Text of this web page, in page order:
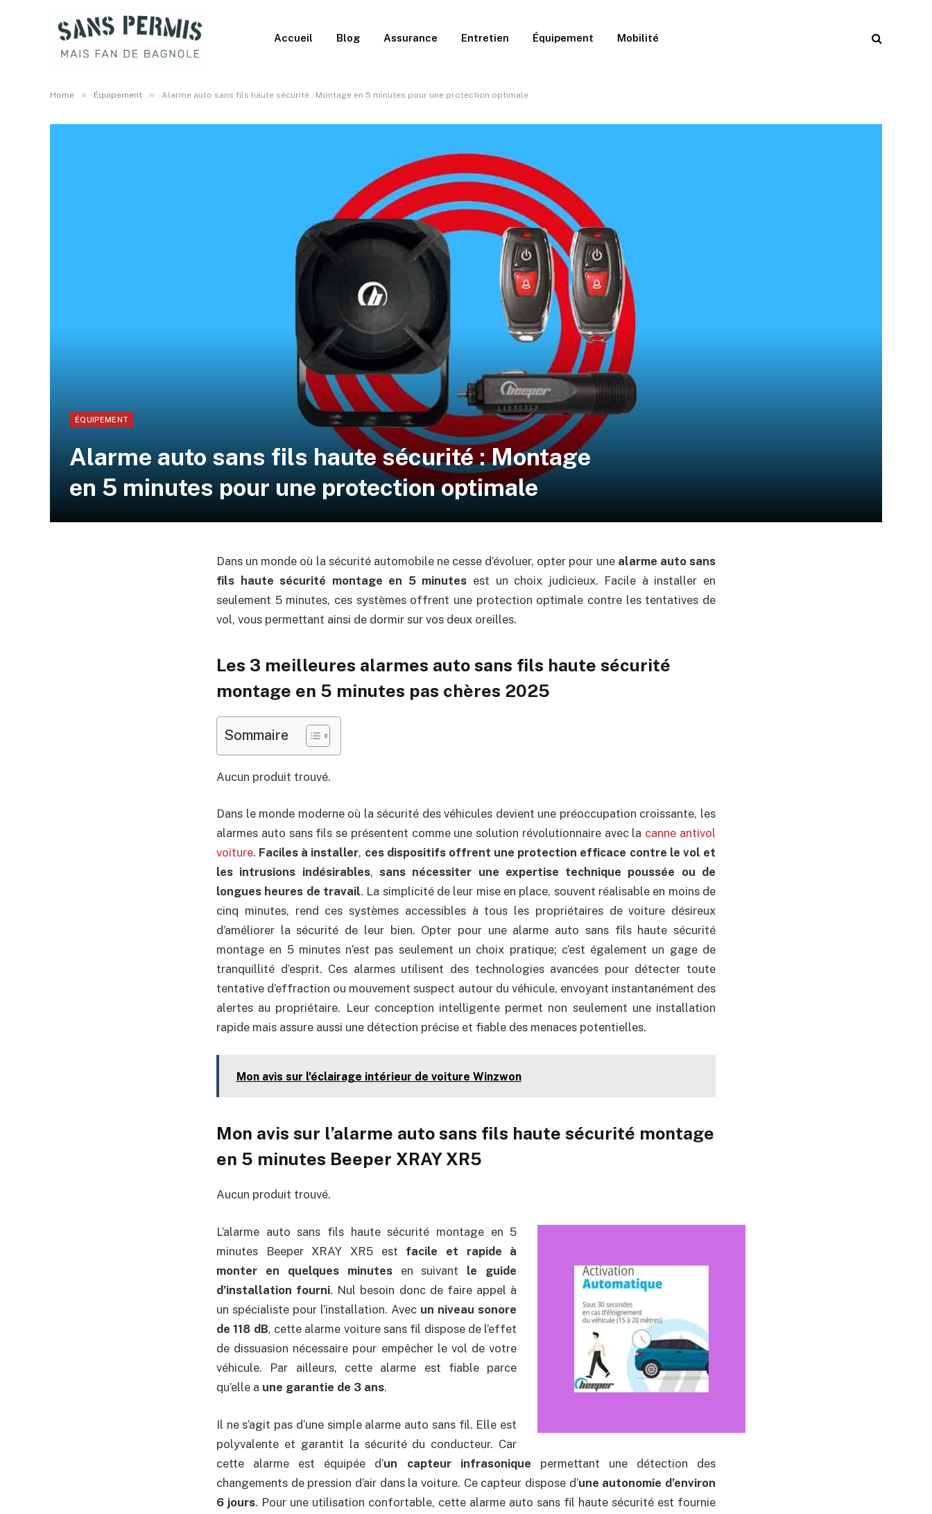
Accueil Blog Assurance Entretien Équipement Mobilité
Home » Équipement » Alarme auto sans fils haute sécurité : Montage en 5 minutes pour une protection optimale
ÉQUIPEMENT
Alarme auto sans fils haute sécurité : Montage
en 5 minutes pour une protection optimale
Dans un monde où la sécurité automobile ne cesse d’évoluer, opter pour une alarme auto sans
fils haute sécurité montage en 5 minutes est un choix judicieux. Facile à installer en
seulement 5 minutes, ces systèmes offrent une protection optimale contre les tentatives de
vol, vous permettant ainsi de dormir sur vos deux oreilles.
Les 3 meilleures alarmes auto sans fils haute sécurité
montage en 5 minutes pas chères 2025
Sommaire
Aucun produit trouvé.
Dans le monde moderne où la sécurité des véhicules devient une préoccupation croissante, les
alarmes auto sans fils se présentent comme une solution révolutionnaire avec la canne antivol
voiture. Faciles à installer, ces dispositifs offrent une protection efficace contre le vol et
les intrusions indésirables, sans nécessiter une expertise technique poussée ou de
longues heures de travail. La simplicité de leur mise en place, souvent réalisable en moins de
cinq minutes, rend ces systèmes accessibles à tous les propriétaires de voiture désireux
d’améliorer la sécurité de leur bien. Opter pour une alarme auto sans fils haute sécurité
montage en 5 minutes n’est pas seulement un choix pratique; c’est également un gage de
tranquillité d’esprit. Ces alarmes utilisent des technologies avancées pour détecter toute
tentative d’effraction ou mouvement suspect autour du véhicule, envoyant instantanément des
alertes au propriétaire. Leur conception intelligente permet non seulement une installation
rapide mais assure aussi une détection précise et fiable des menaces potentielles.
Mon avis sur l'éclairage intérieur de voiture Winzwon
Mon avis sur l’alarme auto sans fils haute sécurité montage
en 5 minutes Beeper XRAY XR5
Aucun produit trouvé.
L’alarme auto sans fils haute sécurité montage en 5
minutes Beeper XRAY XR5 est facile et rapide à
monter en quelques minutes en suivant le guide
d’installation fourni. Nul besoin donc de faire appel à
un spécialiste pour l’installation. Avec un niveau sonore
de 118 dB, cette alarme voiture sans fil dispose de l’effet
de dissuasion nécessaire pour empêcher le vol de votre
véhicule. Par ailleurs, cette alarme est fiable parce
qu’elle a une garantie de 3 ans.
Il ne s’agit pas d’une simple alarme auto sans fil. Elle est
polyvalente et garantit la sécurité du conducteur. Car
cette alarme est équipée d’un capteur infrasonique permettant une détection des
changements de pression d’air dans la voiture. Ce capteur dispose d’une autonomie d’environ
6 jours. Pour une utilisation confortable, cette alarme auto sans fil haute sécurité est fournie